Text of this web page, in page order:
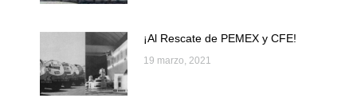
¡Al Rescate de PEMEX y CFE!
19 marzo, 2021